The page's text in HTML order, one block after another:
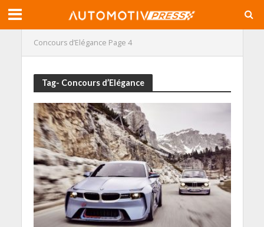
Concours d’Elégance Page 4
Tag- Concours d’Elégance